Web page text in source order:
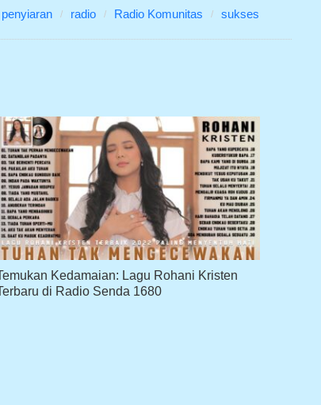
penyiaran radio Radio Komunitas sukses
Kedamaian: Lagu Rohani Kristen
di Radio Senda 1680